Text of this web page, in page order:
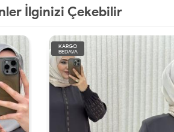
İlginizi Çekebilir
KARGO
BEDAVA